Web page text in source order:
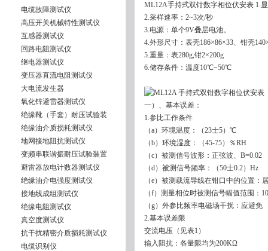
电缆故障测试仪
高压开关机械特性测试仪
互感器测试仪
回路电阻测试仪
继电器测试仪
变压器直流电阻测试仪
大电流发生器
氧化锌避雷器测试仪
绝缘靴（手套）耐压试验装
绝缘油介质损耗测试仪
地网接地阻抗测试仪
变频串联谐振耐压试验装置
避雷器放电计数器测试仪
绝缘油介电强度测试仪
接地线成组测试仪
绝缘电阻测试仪
真空度测试仪
抗干扰精密介质损耗测试仪
电缆识别仪
ML12A手持式双钳数字相位伏安表 1.
2.采样速率：2~3次/秒
3.电源：单个9V叠层电池。
4.外形尺寸：表壳186×86×33、钳壳
5.重量：表280g,钳2×200g
6.储存条件：温度10℃~50℃
一）、基本误差：
1.参比工作条件
（a）环境温度：（23士5）℃
（b）环境湿度：（45-75）％RH
（c）被测信号波形：正弦波、B=0.02
（d）被测信号频率：（50士0.2）Hz
（e）被测载流导线在钳口中的位置：
（f）测量相位时被测信号幅值范围：
（g）外参比频率电磁场干扰：应避免
2.基本误差限
交流电压（见表1）
输入阻抗：各量限均为200KΩ